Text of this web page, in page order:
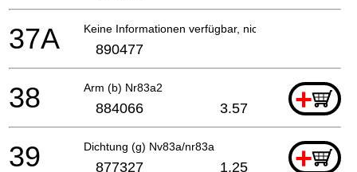
Keine Informationen verfügbar, nicht bestellbar
37A 890477
Arm (b) Nr83a2 +
38 884066 3.57
Dichtung (g) Nv83a/nr83a +
39 877327 1.25